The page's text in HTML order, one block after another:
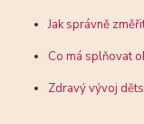
Jak správně
Co má splňovat
Zdravý vývoj